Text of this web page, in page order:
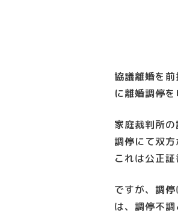
協議離婚を
に離婚調停を
家庭裁判所
調停にて双方
これは公正証
ですが、調
は、調停不調